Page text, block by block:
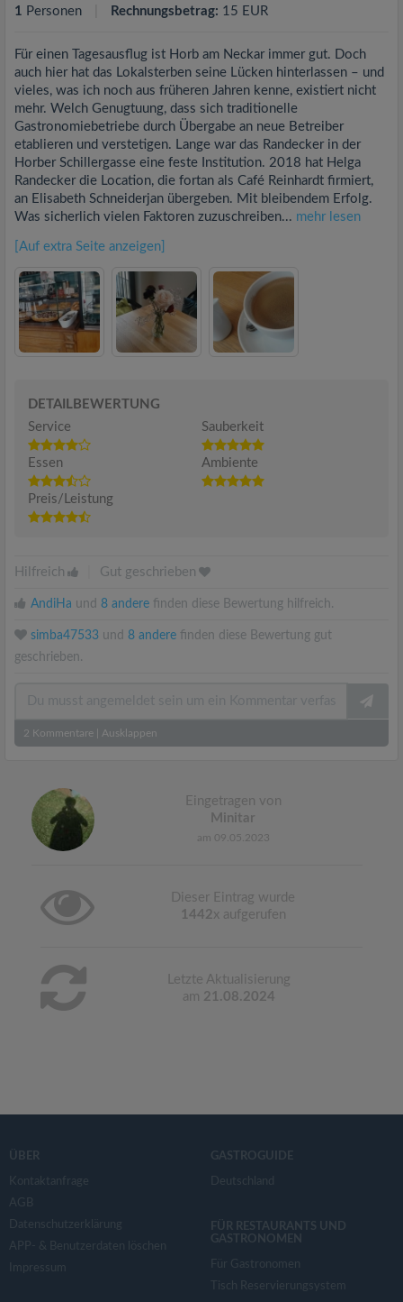
1 Personen Rechnungsbetrag: 15 EUR
Für einen Tagesausflug ist Horb am Neckar immer gut. Doch
auch hier hat das Lokalsterben seine Lücken hinterlassen – und
vieles, was ich noch aus früheren Jahren kenne, existiert nicht
mehr. Welch Genugtuung, dass sich traditionelle
Gastronomiebetriebe durch Übergabe an neue Betreiber
etablieren und verstetigen. Lange war das Randecker in der
Horber Schillergasse eine feste Institution. 2018 hat Helga
Randecker die Location, die fortan als Café Reinhardt firmiert,
an Elisabeth Schneiderjan übergeben. Mit bleibendem Erfolg.
Was sicherlich vielen Faktoren zuzuschreiben... mehr lesen
[Auf extra Seite anzeigen]
DETAILBEWERTUNG
Service
Sauberkeit
Essen Ambiente
Preis/Leistung
Hilfreich Gut geschrieben
AndiHa und 8 andere finden diese Bewertung hilfreich.
simba47533 und 8 andere finden diese Bewertung gut
geschrieben.
2 Kommentare Ausklappen
Eingetragen von
Minitar
am 09.05.2023
Dieser Eintrag wurde
1442x aufgerufen
Letzte Aktualisierung
am 21.08.2024
ÜBER
Kontaktanfrage
AGB
Datenschutzerklärung
APP- & Benutzerdaten löschen
Impressum
GASTROGUIDE
Deutschland
FÜR RESTAURANTS UND
GASTRONOMEN
Für Gastronomen
Tisch Reservierungsystem